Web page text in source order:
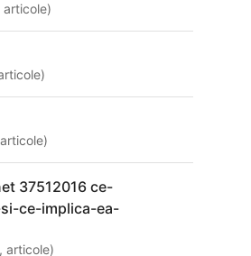
articole)
)
articole)
37512016 ce-
ce-implica-ea-
,articole)